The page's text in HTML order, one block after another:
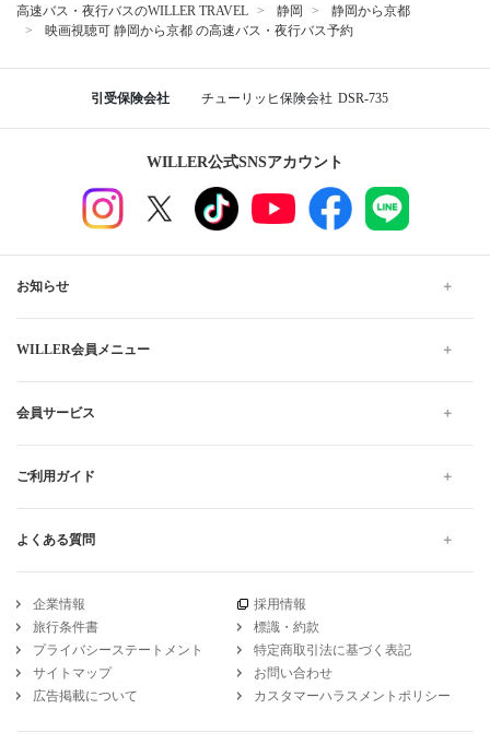
高速バス・夜行バスのWILLER TRAVEL 静岡
静岡から京都
映画視聴可 静岡から京都 の高速バス・夜行バス予約
引受保険会社 チューリッヒ保険会社 DSR-735
WILLER公式SNSアカウント
お知らせ
WILLER会員メニュー
会員サービス
ご利用ガイド
よくある質問
企業情報
採用情報
旅行条件書
標識・約款
プライバシーステートメント
特定商取引法に基づく表記
サイトマップ
お問い合わせ
広告掲載について
カスタマーハラスメントポリシー